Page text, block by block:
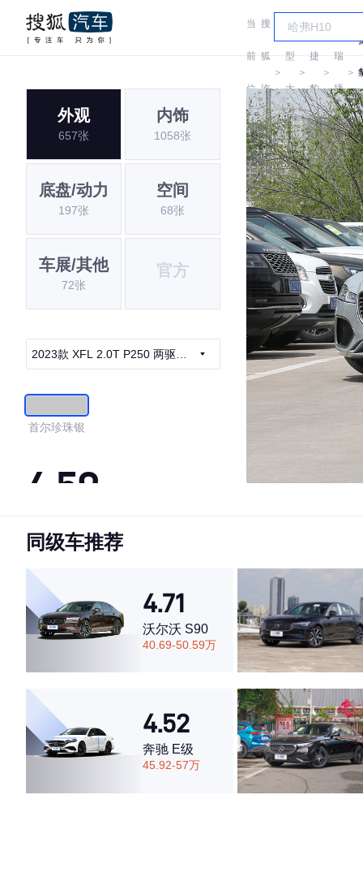
当
前
位
置:
搜
狐
汽
车
＞
车
型
大
全
＞
捷
豹
＞
瑞
捷
豹
＞
外观
657张
内饰
1058张
底盘/动力
197张
空间
68张
车展/其他
72张
官方
2023款 XFL 2.0T P250 两驱尊
首尔珍珠银
4.59
·外观表现较为优秀，优于63%同级车
·空间表现较为优秀，优于52%同级车
同级车推荐
4.71
沃尔沃 S90
40.69-50.59万
4.52
奔驰 E级
45.92-57万